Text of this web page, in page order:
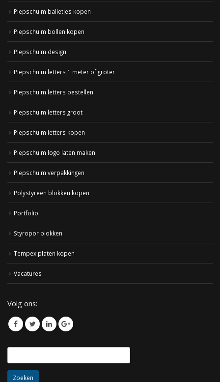
Piepschuim balletjes kopen
Piepschuim bollen kopen
Piepschuim design
Piepschuim letters 1 meter of groter
Piepschuim letters bestellen
Piepschuim letters groot
Piepschuim letters kopen
Piepschuim logo laten maken
Piepschuim verpakkingen
Polystyreen blokken kopen
Portfolio
Styropor blokken
Tempex platen kopen
Vacatures
Volg ons:
naar: